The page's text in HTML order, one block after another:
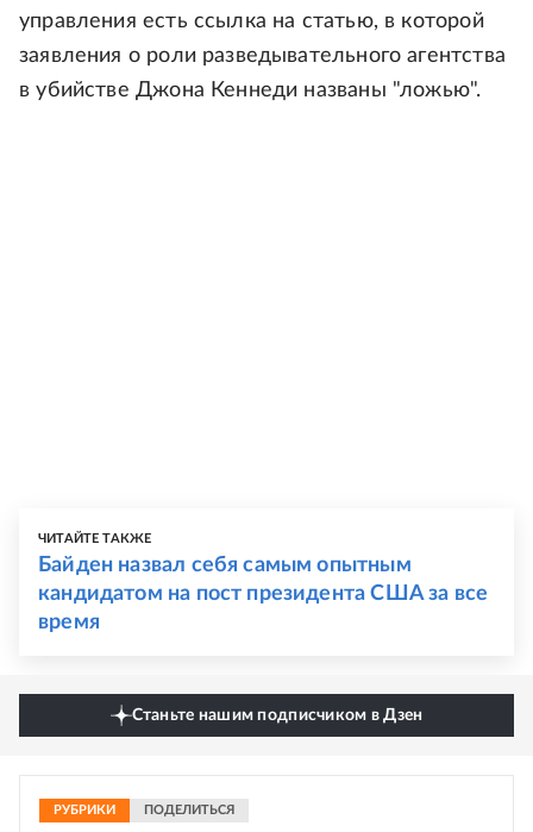
управления есть ссылка на статью, в которой
заявления о роли разведывательного агентства
в убийстве Джона Кеннеди названы "ложью".
ЧИТАЙТЕ ТАКЖЕ
Байден назвал себя самым опытным
кандидатом на пост президента США за все
время
Станьте нашим подписчиком в Дзен
РУБРИКИ ПОДЕЛИТЬСЯ